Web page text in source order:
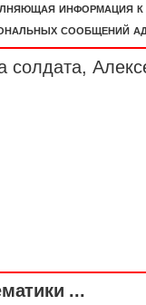
информация к
сообщений
солдата,
...